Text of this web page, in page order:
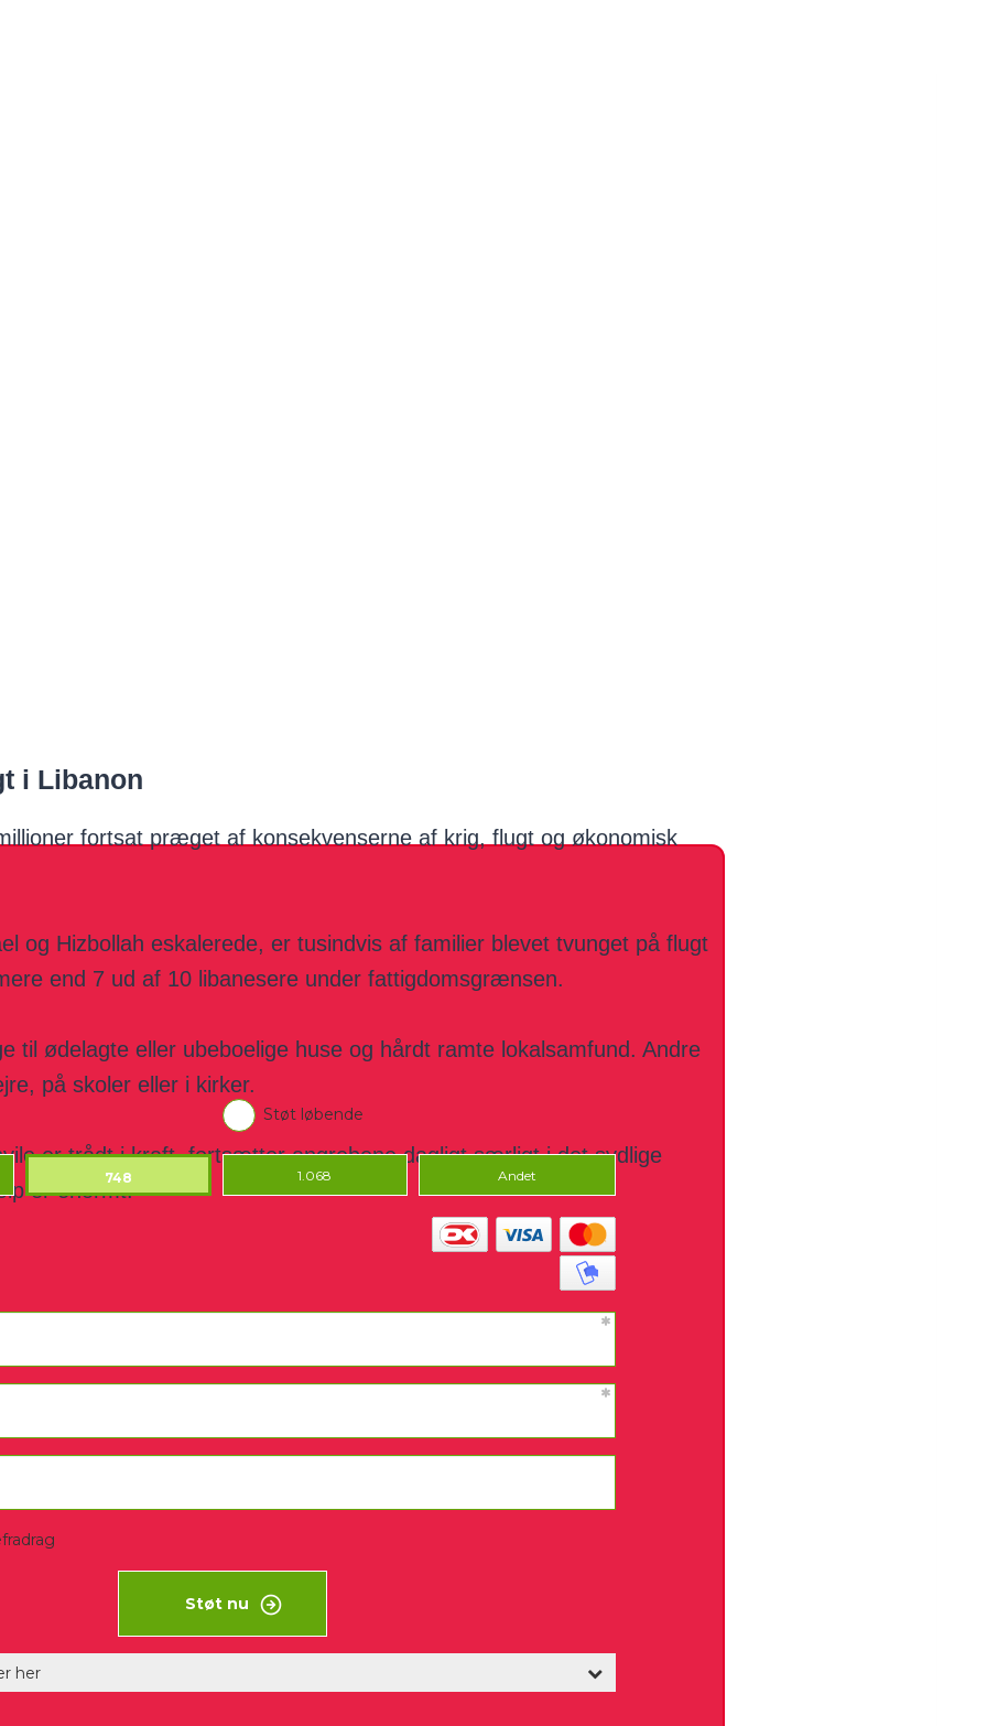
i Libanon
fortsat præget af konsekvenserne af krig, flugt og økonomisk
og Hizbollah eskalerede, er tusindvis af familier blevet tvunget på flugt
end 7 ud af 10 libanesere under fattigdomsgrænsen.
til ødelagte eller ubeboelige huse og hårdt ramte lokalsamfund. Andre
på skoler eller i kirker.
er trådt i kraft, fortsætter angrebene dagligt særligt i det sydlige
er enormt.